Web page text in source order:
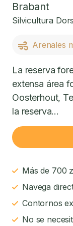
Brabant
Silvicultura
Arenales
La reserva
extensa área
Oosterhout,
la reserva...
Más de 700
Navega
Contornos
No se